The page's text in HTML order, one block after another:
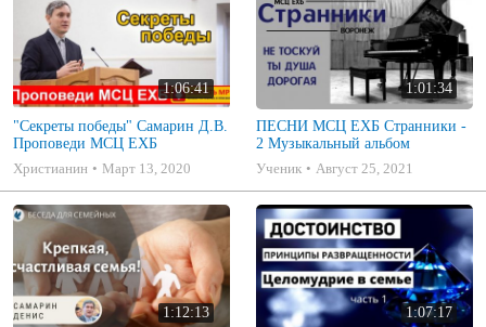
1:06:41
"Секреты победы" Самарин Д.В.
Проповеди МСЦ ЕХБ
Христианин
Март 13, 2020
1:01:34
ПЕСНИ МСЦ ЕХБ Странники -
2 Музыкальный альбом
Ученик
Август 25, 2021
1:12:13 1:07:17